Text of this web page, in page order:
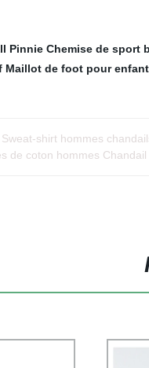
Pinnie Chemise de sport
Maillot de foot pour
shirt hommes
de coton hommes